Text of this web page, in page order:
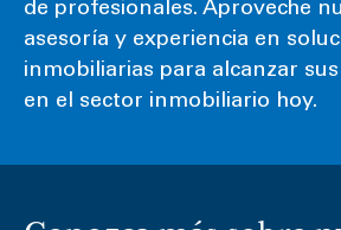
de profesionales. Aproveche
asesoría y experiencia en
inmobiliarias para alcanzar
en el sector inmobiliario hoy.